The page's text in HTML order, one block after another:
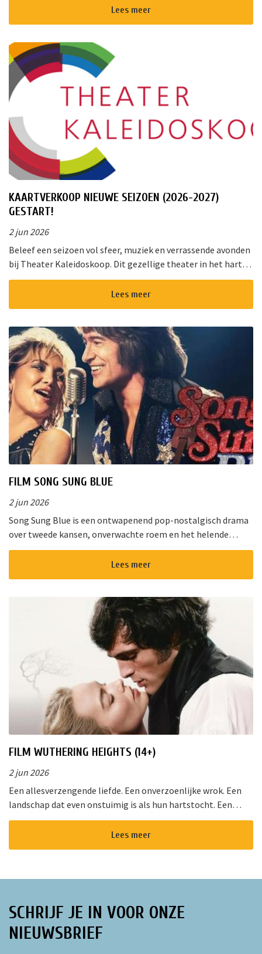
cultureel centrum waar m...Lees meer
KAARTVERKOOP NIEUWE SEIZOEN (2026-2027)
GESTART!
2 jun 2026
Beleef een seizoen vol sfeer, muziek en verrassende avonden
bij Theater Kaleidoskoop. Dit gezellige theater in het hart
van Nieuwkoop biedt een gevarieerd programma voor jong
Lees meer
FILM SONG SUNG BLUE
2 jun 2026
Song Sung Blue is een ontwapenend pop-nostalgisch drama
over tweede kansen, onverwachte roem en het helende
vermogen van muziek. Van de diepe gloed van “Cracklin&rsq...
Lees meer
FILM WUTHERING HEIGHTS (14+)
2 jun 2026
Een allesverzengende liefde. Een onverzoenlijke wrok. Een
landschap dat even onstuimig is als hun hartstocht. Een
gedurfde en originele verfilming van de wereldberoemde
Lees meer
SCHRIJF JE IN VOOR ONZE
NIEUWSBRIEF